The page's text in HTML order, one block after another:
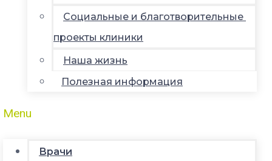
Социальные и благотворительные
проекты клиники
Наша жизнь
Полезная информация
Menu
Врачи